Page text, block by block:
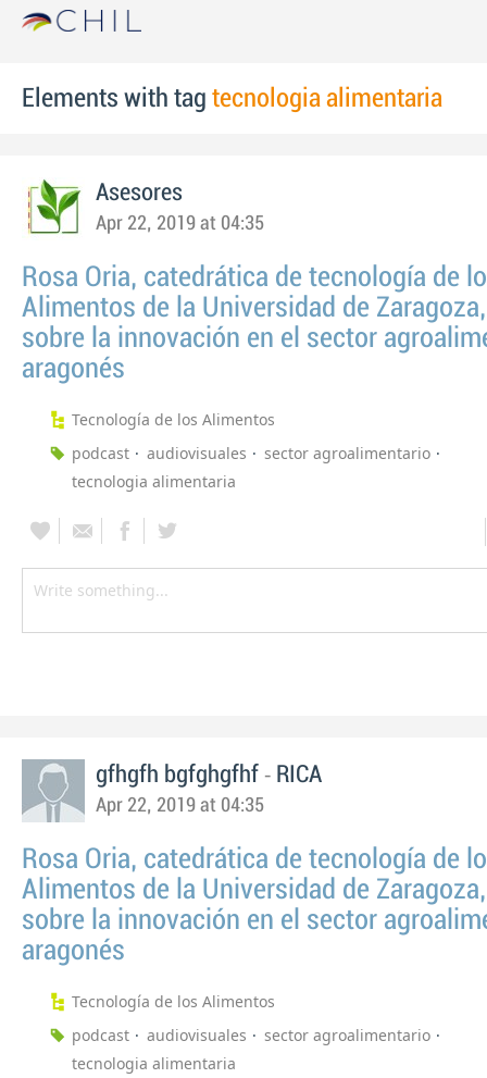
Elements with tag tecnologia alimentaria
Asesores
Apr 22, 2019 at 04:35
Rosa Oria, catedrática de tecnología de
Alimentos de la Universidad de
sobre la innovación en el sector
aragonés
Tecnología de los Alimentos
podcast
audiovisuales
sector agroalimentario
tecnologia alimentaria
gfhgfh bgfghgfhf - RICA
Apr 22, 2019 at 04:35
Rosa Oria, catedrática de tecnología de
Alimentos de la Universidad de
sobre la innovación en el sector
aragonés
Tecnología de los Alimentos
podcast
audiovisuales
sector agroalimentario
tecnologia alimentaria